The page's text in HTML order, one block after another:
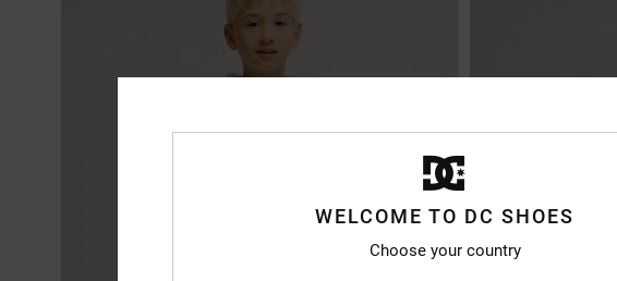
WELCOME TO DC SHOES
Choose your country